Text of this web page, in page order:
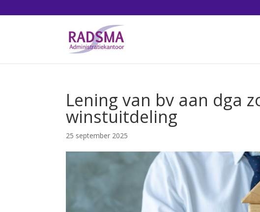
Lening van bv aan dga
winstuitdeling
25 september 2025